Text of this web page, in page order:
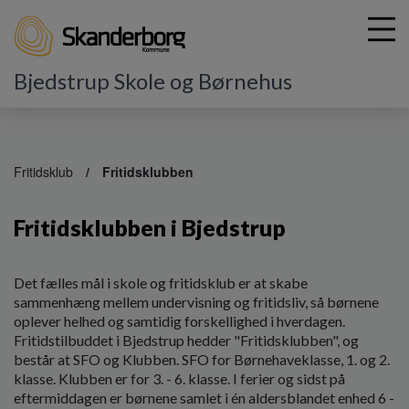
Bjedstrup Skole og Børnehus
Fritidsklub Fritidsklubben
Fritidsklubben i Bjedstrup
Det fælles mål i skole og fritidsklub er at skabe
sammenhæng mellem undervisning og fritidsliv, så børnene
oplever helhed og samtidig forskellighed i hverdagen.
Fritidstilbuddet i Bjedstrup hedder "Fritidsklubben", og
består at SFO og Klubben. SFO for Børnehaveklasse, 1. og 2.
klasse. Klubben er for 3. - 6. klasse. I ferier og sidst på
eftermiddagen er børnene samlet i én aldersblandet enhed 6 -